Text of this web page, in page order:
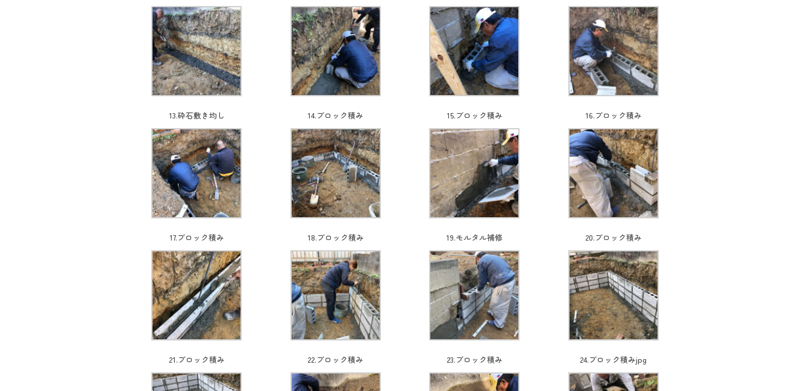
13.砕石敷き均し 14.ブロック積み 15.ブロック積み 16.ブロック積み
17.ブロック積み 18.ブロック積み 19.モルタル補修 20.ブロック積み
21.ブロック積み 22.ブロック積み 23.ブロック積み 24.ブロック積みjpg